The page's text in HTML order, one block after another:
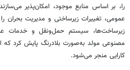
را، بر اساس منابع موجود، امکان‌پذیر
عمومی، تغییرات زیرساختی و مدیریت بحران
زیرساخت‌ها، سیستم حمل‌ونقل و
مصنوعی مولد به‌صورت بلادرنگ پایش کرد که
کارایی منجر می‌شود.